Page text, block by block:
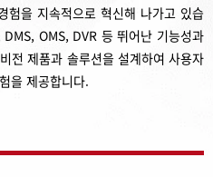
을 지속적으로 혁신해 나가고 있습
OMS, DVR 등 뛰어난 기능성과
전 제품과 솔루션을 설계하여 사용자
을 제공합니다.